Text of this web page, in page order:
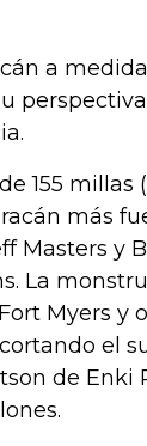
a
155 millas
más
Masters y
La
Myers y
el
de Enki